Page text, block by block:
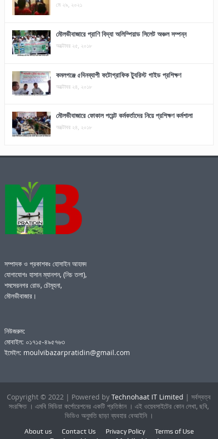
মে ২৯, ২০২১
মৌলভীবাজারে প্রাণি বিদ্যা অলিম্পিয়াড সিলেট অঞ্চল সম্পন্ন
অক্টোবর ২৫, ২০১৮
কমলগঞ্জে ৫দিনব্যাপী ফটোগ্রাফিক ট্যুরিস্ট গাইড প্রশিক্ষণ
অক্টোবর ২৪, ২০১৮
মৌলভীবাজারে ফোকাল পয়েন্ট কর্মকর্তাদের নিয়ে প্রশিক্ষণ কর্মশালা
অক্টোবর ২৪, ২০১৮
সম্পাদক ও প্রকাশকঃ হোসাইন আহমদ
যোগাযোগঃ হাসান ম্যানশন, (নিচ তলা),
শমসেরনগর রোড, চৌমূহনা,
মৌলভীবাজার।
নিউজরুম:
মোবাইল: ০১৭১৫-৪৯৫৭৬৩
ইমেইল: moulvibazarpratidin@gmail.com
Copyright © 2022 | Powered byTechnohaat IT Limited | সর্বস্বত্ব
সংরক্ষিত । এমবি মিডিয়া কর্পোরেশনের একটি প্রতিষ্ঠান । এই ওয়েবসাইটের কোন লেখা, ছবি,
ভিডিও অনুমতি ছাড়া ব্যবহার বেআইনি ।
About us Contact Us Privacy Policy Terms of Use